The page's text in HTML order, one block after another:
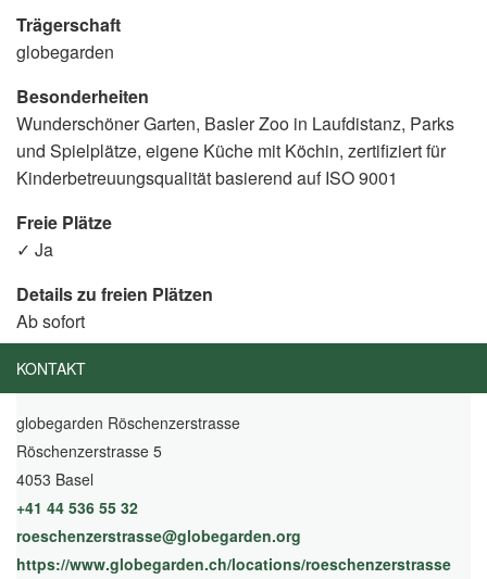
Trägerschaft
globegarden
Besonderheiten
Wunderschöner Garten, Basler Zoo in Laufdistanz, Parks
und Spielplätze, eigene Küche mit Köchin, zertifiziert für
Kinderbetreuungsqualität basierend auf ISO 9001
Freie Plätze
✓ Ja
Details zu freien Plätzen
Ab sofort
KONTAKT
globegarden Röschenzerstrasse
Röschenzerstrasse 5
4053 Basel
+41 44 536 55 32
roeschenzerstrasse@globegarden.org
https://www.globegarden.ch/locations/roeschenzerstrasse